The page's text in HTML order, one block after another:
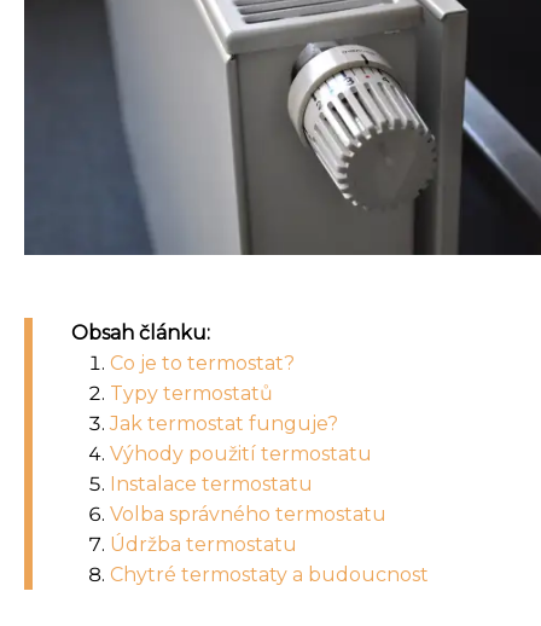
Obsah článku:
Co je to termostat?
Typy termostatů
Jak termostat funguje?
Výhody použití termostatu
Instalace termostatu
Volba správného termostatu
Údržba termostatu
Chytré termostaty a budoucnost